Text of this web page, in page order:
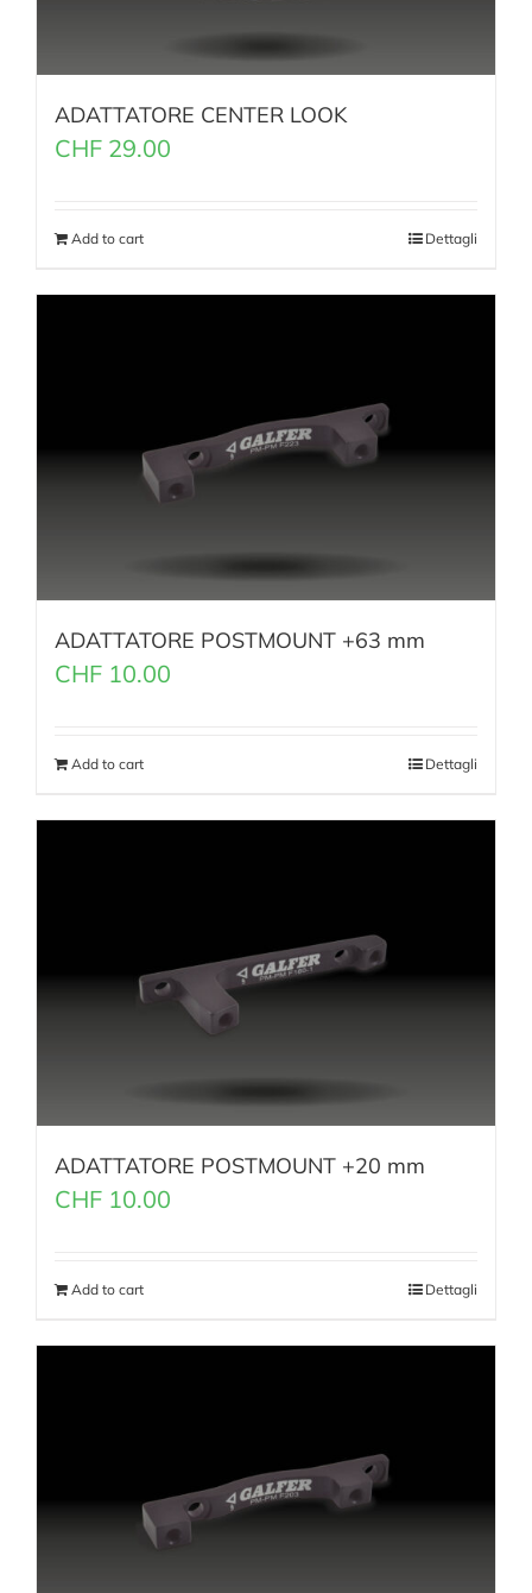
ADATTATORE CENTER LOOK
CHF 29.00
Add to cart Dettagli
ADATTATORE POSTMOUNT +63 mm
CHF 10.00
Add to cart Dettagli
ADATTATORE POSTMOUNT +20 mm
CHF 10.00
Add to cart Dettagli